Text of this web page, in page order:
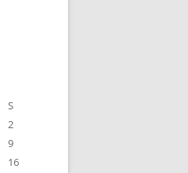
S
2
9
16